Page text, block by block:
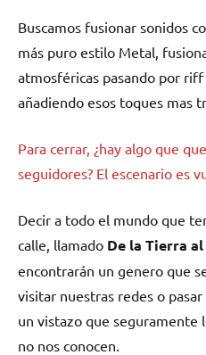
Buscamos fusionar sonidos
más puro estilo Metal,
atmosféricas pasando por
añadiendo esos toques mas
Para cerrar, ¿hay algo que
seguidores? El escenario es
Decir a todo el mundo que
calle, llamado De la Tierra
encontrarán un genero que
visitar nuestras redes o
un vistazo que seguramente
no nos conocen.